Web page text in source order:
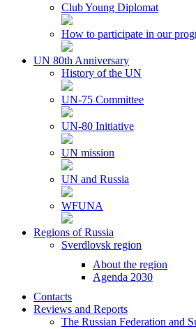
Club Young Diplomat
How to participate in our
UN 80th Anniversary
History of the UN
UN-75 Committee
UN-80 Initiative
UN mission
UN and Russia
WFUNA
Regions of Russia
Sverdlovsk region
About the region
Agenda 2030
Contacts
Reviews and Reports
The Russian Federation and